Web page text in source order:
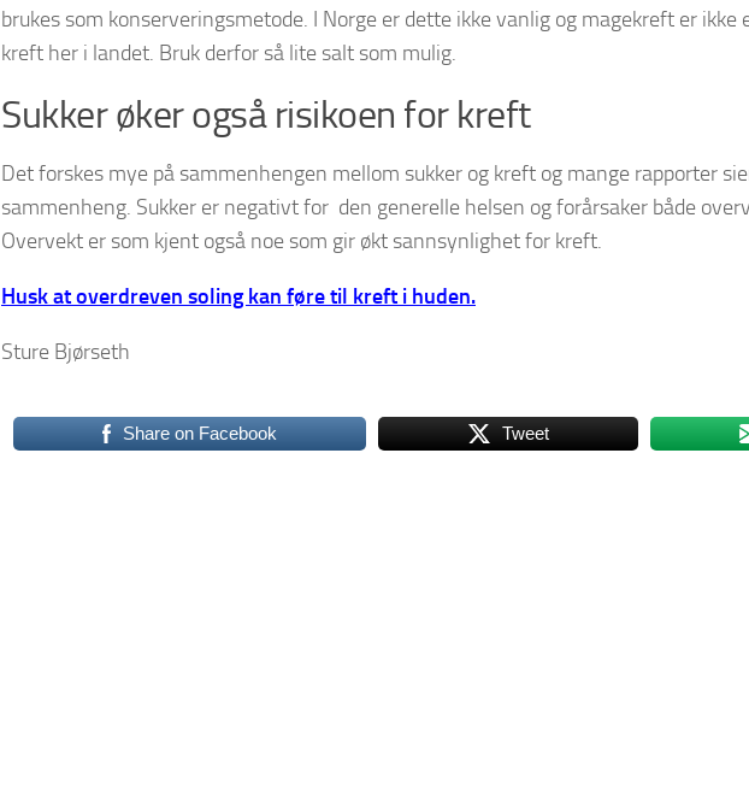
brukes som konserveringsmetode. I Norge er dette ikke vanlig og magekreft er
kreft her i landet. Bruk derfor så lite salt som mulig.
Sukker øker også risikoen for kreft
Det forskes mye på sammenhengen mellom sukker og kreft og mange rapporter
sammenheng. Sukker er negativt for den generelle helsen og forårsaker både
Overvekt er som kjent også noe som gir økt sannsynlighet for kreft.
Husk at overdreven soling kan føre til kreft i huden.
Sture Bjørseth
Share on Facebook Tweet